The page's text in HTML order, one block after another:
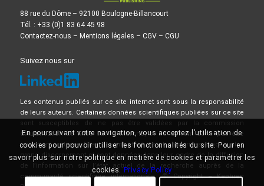
88 rue du Dôme – 92100 Boulogne-Billancourt
Tél. : +33 (0)1 83 64 45 98
Contactez-nous – Mentions légales – CGV– CGU
Suivez nous sur
Les contenus publiés sur ce site internet sont sous la responsabilité
de leurs auteurs. Certaines données scientifiques publiées sur ce site
sont susceptibles de ne pas être validées par la commission
d’Autorisation de Mise sur le Marché, et ne doivent donc pas être
mises en pratique. Elles doivent être lues et comprises avec le plus
grand discernement et sont données dans leur cadre de la diffusion
de l’information sur l’état actuel de la recherche auprès de la
communauté scientifique internationale. © Copyright – Kephren
En poursuivant votre navigation, vous acceptez l’utilisation de
cookies pour pouvoir utiliser les fonctionnalités du site. Pour en
savoir plus sur notre politique en matière de cookies et paramétrer les
cookies. Privacy Policy